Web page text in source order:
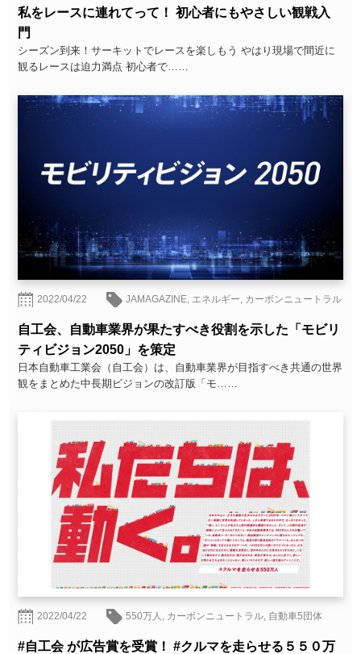
私をレースに連れてって！ 初心者にもやさしい観戦入
門
シーズン到来！サーキットでレースを楽しもう やはり現場で間近に
観るレースは迫力満点 初心者で……
2022/04/22 JAMAGAZINE, エネルギー, カーボンニュートラル
自工会、自動車業界が果たすべき役割を示した「モビリ
ティビジョン2050」を策定
日本自動車工業会（自工会）は、自動車業界が目指すべき共通の世界
観をまとめた中長期ビジョンの改訂版「モ……
2022/04/22 550万人 , カーボンニュートラル, 自動車5団体
#自工会 が広告賞を受賞！ #クルマを走らせる５５０万